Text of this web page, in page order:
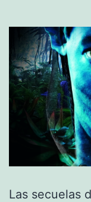
Las secuelas